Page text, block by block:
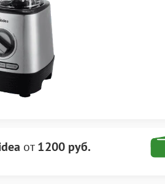
от1200 руб.